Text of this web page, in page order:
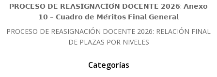
𝗣𝗥𝗢𝗖𝗘𝗦𝗢 𝗗𝗘 𝗥𝗘𝗔𝗦𝗜𝗚𝗡𝗔𝗖𝗜𝗢́𝗡 𝗗𝗢𝗖𝗘𝗡𝗧𝗘 𝟮𝟬𝟮𝟲: 𝗔𝗻𝗲𝘅𝗼
𝟭𝟬 – 𝗖𝘂𝗮𝗱𝗿𝗼 𝗱𝗲 𝗠𝗲́𝗿𝗶𝘁𝗼𝘀 𝗙𝗶𝗻𝗮𝗹 𝗚𝗲𝗻𝗲𝗿𝗮𝗹
PROCESO DE REASIGNACIÓN DOCENTE 2026: RELACIÓN FINAL
DE PLAZAS POR NIVELES
Categorías